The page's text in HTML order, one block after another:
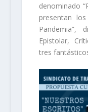
denominado
presentan
Pandemia”,
Epistolar,
tres